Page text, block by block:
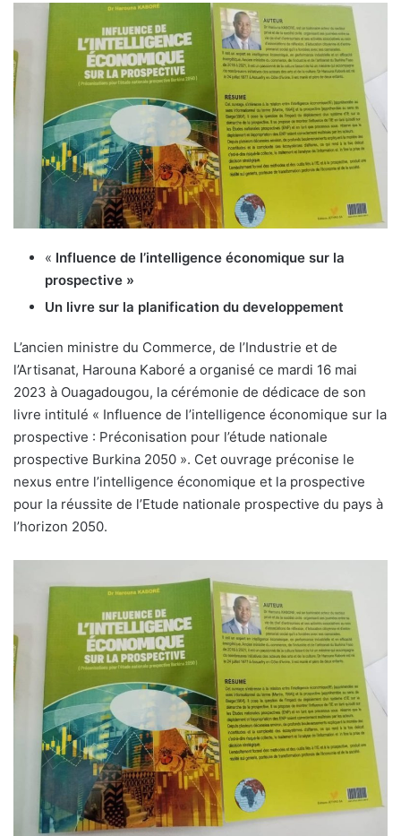
« Influence de l’intelligence économique sur la
prospective »
Un livre sur la planification du developpement
L’ancien ministre du Commerce, de l’Industrie et de
l’Artisanat, Harouna Kaboré a organisé ce mardi 16 mai
2023 à Ouagadougou, la cérémonie de dédicace de son
livre intitulé « Influence de l’intelligence économique sur la
prospective : Préconisation pour l’étude nationale
prospective Burkina 2050 ». Cet ouvrage préconise le
nexus entre l’intelligence économique et la prospective
pour la réussite de l’Etude nationale prospective du pays à
l’horizon 2050.